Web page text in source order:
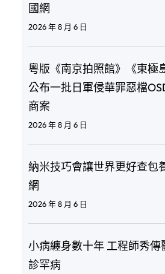
國網
2026 年 8 月 6 日
粵版《南京拍照館》《東極
公布一批日軍侵華罪惡檔
商案
2026 年 8 月 6 日
納米技巧會讓世界更好查包
網
2026 年 8 月 6 日
小病纏身數十年 工程師秀傳
診罕病